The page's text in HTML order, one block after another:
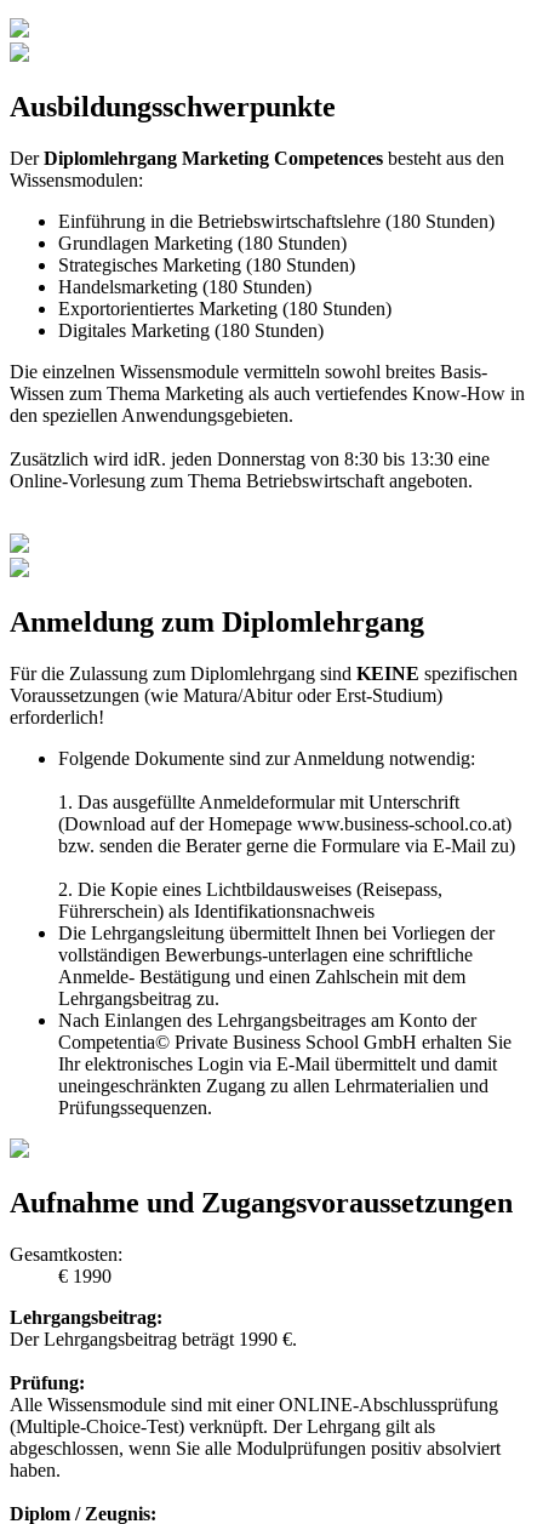
Ausbildungsschwerpunkte
DerDiplomlehrgang Marketing Competences besteht aus den
Wissensmodulen:
Einführung in die Betriebswirtschaftslehre (180 Stunden)
Grundlagen Marketing (180 Stunden)
Strategisches Marketing (180 Stunden)
Handelsmarketing (180 Stunden)
Exportorientiertes Marketing (180 Stunden)
Digitales Marketing (180 Stunden)
Die einzelnen Wissensmodule vermitteln sowohl breites Basis-
Wissen zum Thema Marketing als auch vertiefendes Know-How in
den speziellen Anwendungsgebieten.
Zusätzlich wird idR. jeden Donnerstag von 8:30 bis 13:30 eine
Online-Vorlesung zum Thema Betriebswirtschaft angeboten.
Anmeldung zum Diplomlehrgang
Für die Zulassung zum Diplomlehrgang sind KEINE spezifischen
Voraussetzungen (wie Matura/Abitur oder Erst-Studium)
erforderlich!
Folgende Dokumente sind zur Anmeldung notwendig:
1. Das ausgefüllte Anmeldeformular mit Unterschrift
(Download auf der Homepage www.business-school.co.at)
bzw. senden die Berater gerne die Formulare via E-Mail zu)
2. Die Kopie eines Lichtbildausweises (Reisepass,
Führerschein) als Identifikationsnachweis
Die Lehrgangsleitung übermittelt Ihnen bei Vorliegen der
vollständigen Bewerbungs-unterlagen eine schriftliche
Anmelde- Bestätigung und einen Zahlschein mit dem
Lehrgangsbeitrag zu.
Nach Einlangen des Lehrgangsbeitrages am Konto der
Competentia© Private Business School GmbH erhalten Sie
Ihr elektronisches Login via E-Mail übermittelt und damit
uneingeschränkten Zugang zu allen Lehrmaterialien und
Prüfungssequenzen.
Aufnahme und Zugangsvoraussetzungen
Gesamtkosten:
€ 1990
Lehrgangsbeitrag:
Der Lehrgangsbeitrag beträgt 1990 €.
Prüfung:
Alle Wissensmodule sind mit einer ONLINE-Abschlussprüfung
(Multiple-Choice-Test) verknüpft. Der Lehrgang gilt als
abgeschlossen, wenn Sie alle Modulprüfungen positiv absolviert
haben.
Diplom / Zeugnis: